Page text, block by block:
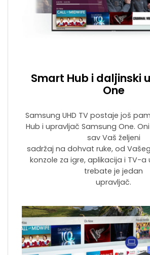
Smart Hub i daljinski
One
Samsung UHD TV postaje još
Hub i upravljač Samsung One.
sav Vaš željeni
sadržaj na dohvat ruke, od
konzole za igre, aplikacija i TV-a
trebate je jedan
upravljač.